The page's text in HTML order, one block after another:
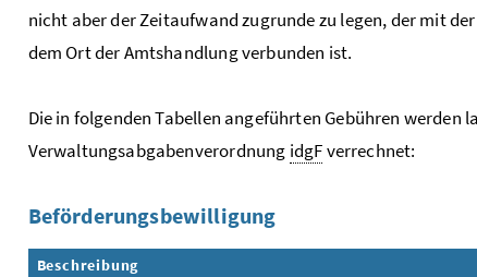
nicht aber der Zeitaufwand zugrunde zu legen, der mit
dem Ort der Amtshandlung verbunden ist.
Die in folgenden Tabellen angeführten Gebühren werden
Verwaltungsabgabenverordnung idgFverrechnet:
Beförderungsbewilligung
Beschreibung